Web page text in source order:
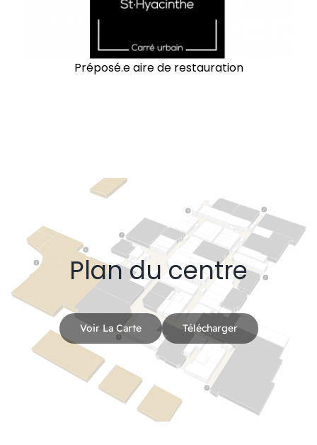
Préposé.e aire de restauration
Plan du centre
Voir La Carte Télécharger